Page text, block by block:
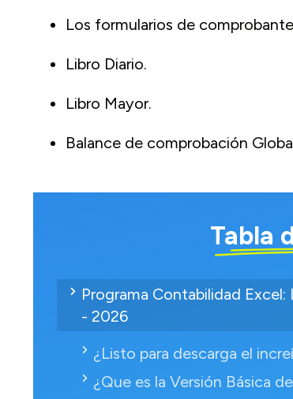
Los formularios de
Libro Diario.
Libro Mayor.
Balance de comprobación
Tabla
Programa Contabilidad
- 2026
¿Listo para descarga el
¿Que es la Versión Básica